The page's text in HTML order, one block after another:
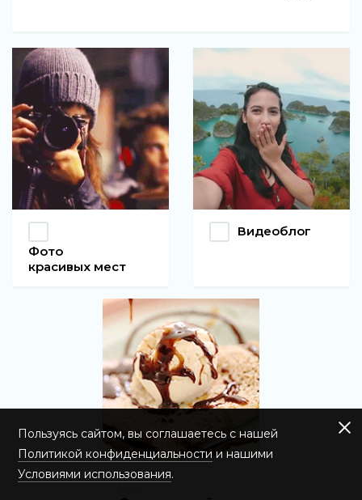
Фото
красивых мест
Видеоблог
Пользуясь сайтом, вы соглашаетесь с нашей
Политикой конфиденциальности и нашими
Условиями использования.